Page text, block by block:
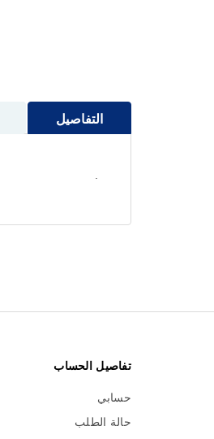
التفاصيل
.
تفاصيل الحساب
حسابي
حالة الطلب